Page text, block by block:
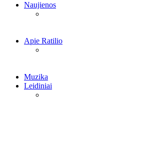
Naujienos
Apie Ratilio
Muzika
Leidiniai